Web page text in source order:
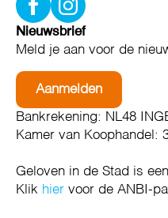
Nieuwsbrief
Meld je aan voor de
Aanmelden
Bankrekening: NL48
Kamer van Koophandel:
Geloven in de Stad is
Klik hier voor de ANBI-